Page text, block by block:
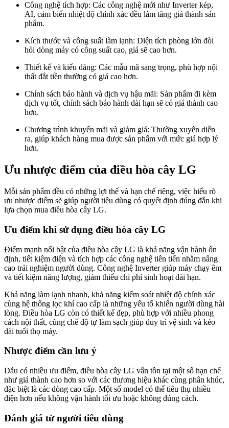
Công nghệ tích hợp: Các công nghệ mới như Inverter kép,
AI, cảm biến nhiệt độ chính xác đều làm tăng giá thành sản
phẩm.
Kích thước và công suất làm lạnh: Diện tích phòng lớn đòi
hỏi dòng máy có công suất cao, giá sẽ cao hơn.
Thiết kế và kiểu dáng: Các mẫu mã sang trọng, phù hợp nội
thất đắt tiền thường có giá cao hơn.
Chính sách bảo hành và dịch vụ hậu mãi: Sản phẩm đi kèm
dịch vụ tốt, chính sách bảo hành dài hạn sẽ có giá thành cao
hơn.
Chương trình khuyến mãi và giảm giá: Thường xuyên diễn
ra, giúp khách hàng mua được sản phẩm với mức giá hợp lý
hơn.
Ưu nhược điểm của điều hòa cây LG
Mỗi sản phẩm đều có những lợi thế và hạn chế riêng, việc hiểu rõ
ưu nhược điểm sẽ giúp người tiêu dùng có quyết định đúng đắn khi
lựa chọn mua điều hòa cây LG.
Ưu điểm khi sử dụng điều hòa cây LG
Điểm mạnh nổi bật của điều hòa cây LG là khả năng vận hành ổn
định, tiết kiệm điện và tích hợp các công nghệ tiên tiến nhằm nâng
cao trải nghiệm người dùng. Công nghệ Inverter giúp máy chạy êm
và tiết kiệm năng lượng, giảm thiểu chi phí sinh hoạt dài hạn.
Khả năng làm lạnh nhanh, khả năng kiểm soát nhiệt độ chính xác
cùng hệ thống lọc khí cao cấp là những yếu tố khiến người dùng hài
lòng. Điều hòa LG còn có thiết kế đẹp, phù hợp với nhiều phong
cách nội thất, cùng chế độ tự làm sạch giúp duy trì vệ sinh và kéo
dài tuổi thọ máy.
Nhược điểm cần lưu ý
Dẫu có nhiều ưu điểm, điều hòa cây LG vẫn tồn tại một số hạn chế
như giá thành cao hơn so với các thương hiệu khác cùng phân khúc,
đặc biệt là các dòng cao cấp. Một số model có thể tiêu thụ nhiều
điện hơn nếu không vận hành tối ưu hoặc không đúng cách.
Đánh giá từ người tiêu dùng